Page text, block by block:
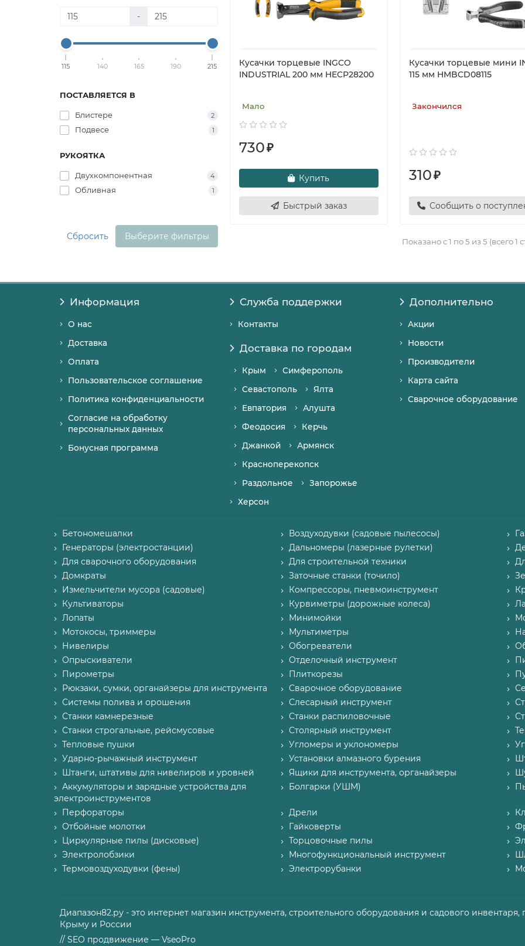
-
115 140 165 190 215
ПОСТАВЛЯЕТСЯ В
Блистере 2
Подвесе 1
РУКОЯТКА
Двухкомпонентная 4
Обливная 1
Сбросить Выберите фильтры
Кусачки торцевые INGCO
INDUSTRIAL 200 мм HECP28200
Мало
730₽
Купить
Быстрый заказ
Кусачки торцевые мини
115 мм HMBCD08115
Закончился
310₽
Сообщить о
Показано с 1 по 5 из 5 (всего 1
Информация
О нас
Доставка
Оплата
Пользовательское соглашение
Политика конфиденциальности
Согласие на обработку
персональных данных
Бонусная программа
Служба поддержки
Контакты
Доставка по городам
Крым
Симферополь
Севастополь
Ялта
Евпатория
Алушта
Феодосия
Керчь
Джанкой
Армянск
Красноперекопск
Раздольное
Запорожье
Херсон
Дополнительно
Акции
Новости
Производители
Карта сайта
Сварочное оборудование
Бетономешалки Воздуходувки (садовые пылесосы)
Генераторы (электростанции)
Дальномеры (лазерные рулетки)
Для сварочного оборудования
Для строительной техники
Домкраты
Заточные станки (точило)
Измельчители мусора (садовые)
Компрессоры, пневмоинструмент
Культиваторы
Курвиметры (дорожные колеса)
Лопаты
Минимойки
Мотокосы, триммеры
Мультиметры
Нивелиры
Обогреватели
Опрыскиватели
Отделочный инструмент
Пирометры
Плиткорезы
Рюкзаки, сумки, органайзеры для инструмента
Сварочное оборудование
Системы полива и орошения
Слесарный инструмент
Станки камнерезные
Станки распиловочные
Станки строгальные, рейсмусовые
Столярный инструмент
Тепловые пушки
Угломеры и уклономеры
Ударно-рычажный инструмент
Установки алмазного бурения
Штанги, штативы для нивелиров и уровней
Ящики для инструмента, органайзеры
Аккумуляторы и зарядные устройства для
электроинструментов
Болгарки (УШМ)
Перфораторы Дрели
Отбойные молотки
Гайковерты
Циркулярные пилы (дисковые)
Торцовочные пилы
Электролобзики
Многофункциональный инструмент
Термовоздуходувки (фены)
Электрорубанки
Диапазон82.ру - это интернет магазин инструмента, строительного оборудования и садового
Крыму и России
// SEO продвижение — VseoPro